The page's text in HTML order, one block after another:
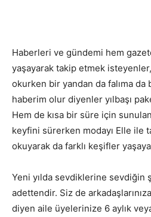
Haberleri ve gündemi hem
yaşayarak takip etmek
okurken bir yandan da falıma da
haberim olur diyenler yılbaşı
Hem de kısa bir süre için
keyfini sürerken modayı Elle ile
okuyarak da farklı keşifler
Yeni yılda sevdiklerine sevdiğin
adettendir. Siz de
diyen aile üyelerinize 6 aylık